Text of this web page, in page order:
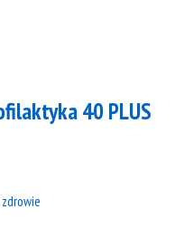
40 PLUS
zdrowie